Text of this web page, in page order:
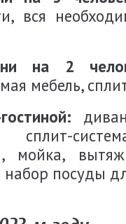
вся
на 2
мебель,
мойка,
набор посуды